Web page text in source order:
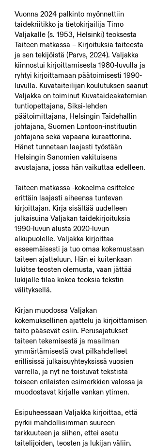
Vuonna 2024 palkinto myönnettiin
taidekriitikko ja tietokirjailija Timo
Valjakalle (s. 1953, Helsinki) teoksesta
Taiteen matkassa – Kirjoituksia taiteesta
ja sen tekijöistä (Parvs, 2024). Valjakka
kiinnostui kirjoittamisesta 1980-luvulla ja
ryhtyi kirjoittamaan päätoimisesti 1990-
luvulla. Kuvataiteilijan koulutuksen saanut
Valjakka on toiminut Kuvataideakatemian
tuntiopettajana, Siksi-lehden
päätoimittajana, Helsingin Taidehallin
johtajana, Suomen Lontoon-instituutin
johtajana sekä vapaana kuraattorina.
Hänet tunnetaan laajasti työstään
Helsingin Sanomien vakituisena
avustajana, jossa hän vaikuttaa edelleen.
Taiteen matkassa -kokoelma esittelee
erittäin laajasti aiheensa tuntevan
kirjoittajan. Kirja sisältää uudelleen
julkaisuina Valjakan taidekirjoituksia
1990-luvun alusta 2020-luvun
alkupuolelle. Valjakka kirjoittaa
esseemäisesti ja tuo omaa kokemustaan
taiteen ajatteluun. Hän ei kuitenkaan
lukitse teosten olemusta, vaan jättää
lukijalle tilaa kokea teoksia tekstin
välityksellä.
Kirjan muodossa Valjakan
kokemuksellinen ajattelu ja kirjoittamisen
taito pääsevät esiin. Perusajatukset
taiteen tekemisestä ja maailman
ymmärtämisestä ovat pilkahdelleet
erillisissä julkaisuyhteyksissä vuosien
varrella, ja nyt ne toistuvat tekstistä
toiseen erilaisten esimerkkien valossa ja
muodostavat kirjalle vankan ytimen.
Esipuheessaan Valjakka kirjoittaa, että
pyrkii mahdollisimman suureen
tarkkuuteen ja siihen, ettei asetu
taitelijoiden, teosten ja lukijan väliin.